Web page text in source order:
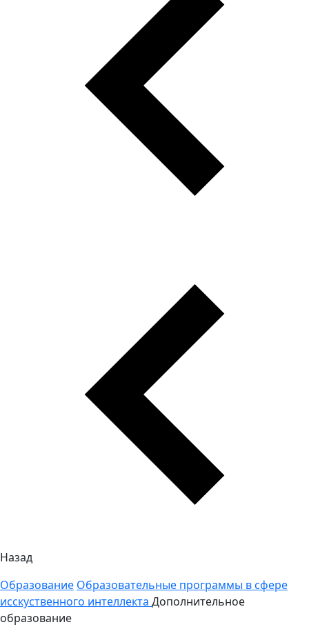
Назад
Образование Образовательные программы в сфере
исскуственного интеллекта Дополнительное
образование